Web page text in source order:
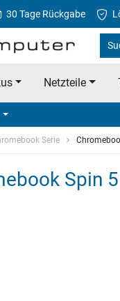
30 Tage Rückgabe
Netzteile
Serie
Spin